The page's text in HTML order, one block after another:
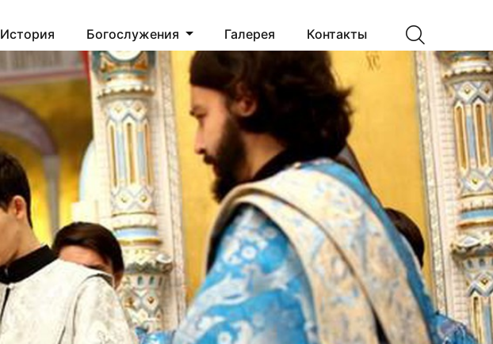
История Богослужения Галерея Контакты